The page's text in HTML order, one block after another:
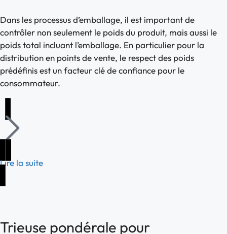
Dans les processus d’emballage, il est important de
contrôler non seulement le poids du produit, mais aussi le
poids total incluant l’emballage. En particulier pour la
distribution en points de vente, le respect des poids
prédéfinis est un facteur clé de confiance pour le
consommateur.
Lire la suite
Trieuse pondérale pour